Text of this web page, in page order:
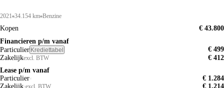
2021 34.154 km Benzine
Kopen
€ 43.800
Financieren p/m vanaf
Particulier Krediettabel
€ 499
Zakelijkexcl. BTW
€ 412
Lease p/m vanaf
Particulier
€ 1.284
Zakelijk
€ 1.214